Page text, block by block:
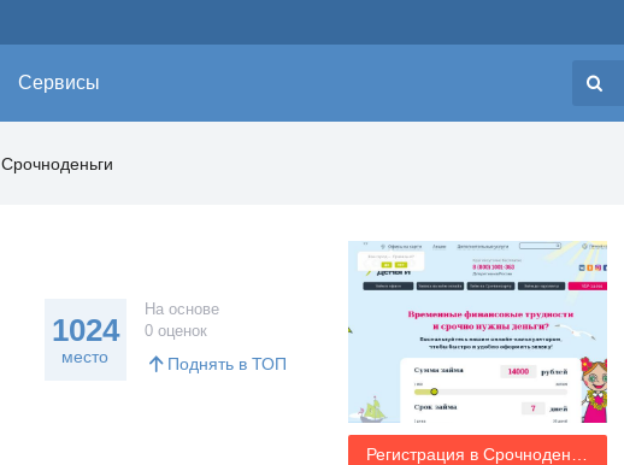
Сервисы
Срочноденьги
1024
место
На основе
0 оценок
Поднять в ТОП